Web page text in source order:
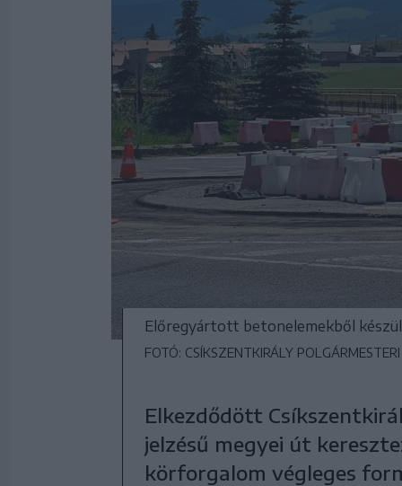
Előregyártott betonelemekből
FOTÓ: CSÍKSZENTKIRÁLY
Elkezdődött
jelzésű megyei út
körforgalom végleges